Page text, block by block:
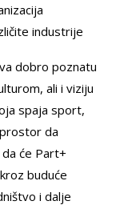
industrije
dobro poznatu
ali i viziju
spaja sport,
da
će Part+
buduće
i dalje